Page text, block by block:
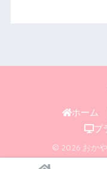
ホーム
プ
© 2026 おか